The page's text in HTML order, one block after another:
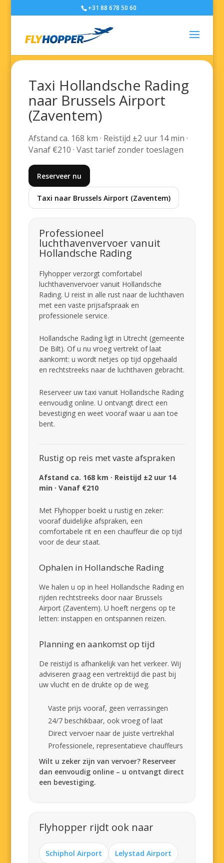
+31 88 678 50 60
Taxi Hollandsche Rading
naar Brussels Airport
(Zaventem)
Afstand ca. 168 km · Reistijd ±2 uur 14 min ·
Vanaf €210 · Vast tarief zonder toeslagen
Reserveer nu
Taxi naar Brussels Airport (Zaventem)
Professioneel
luchthavenvervoer vanuit
Hollandsche Rading
Flyhopper verzorgt comfortabel
luchthavenvervoer vanuit Hollandsche
Rading. U reist in alle rust naar de luchthaven
met een vaste prijsafspraak en
professionele service.
Hollandsche Rading ligt in Utrecht (gemeente
De Bilt). Of u nu vroeg vertrekt of laat
aankomt: u wordt netjes op tijd opgehaald
en rechtstreeks naar de luchthaven gebracht.
Reserveer uw taxi vanuit Hollandsche Rading
eenvoudig online. U ontvangt direct een
bevestiging en weet vooraf waar u aan toe
bent.
Rustig op reis met vaste afspraken
Afstand ca. 168 km · Reistijd ±2 uur 14
min · Vanaf €210
Met Flyhopper boekt u rustig en zeker:
vooraf duidelijke afspraken, een
comfortabele rit en een chauffeur die op tijd
voor de deur staat.
Ophalen in Hollandsche Rading
We halen u op in heel Hollandsche Rading en
rijden rechtstreeks door naar Brussels
Airport (Zaventem). U hoeft nergens op te
letten: instappen en ontspannen reizen.
Planning en aankomst op tijd
De reistijd is afhankelijk van het verkeer. Wij
adviseren graag een vertrektijd die past bij
uw vlucht en de drukte op de weg.
Vaste prijs vooraf, geen verrassingen
24/7 beschikbaar, ook vroeg of laat
Direct vervoer naar de juiste vertrekhal
Professionele, representatieve chauffeurs
Wilt u zeker zijn van vervoer? Reserveer
dan eenvoudig online – u ontvangt direct
een bevestiging.
Flyhopper rijdt ook naar
Schiphol Airport Lelystad Airport